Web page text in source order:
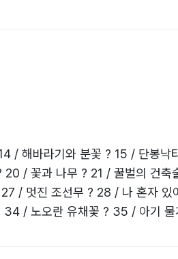
/ 해바라기와 분꽃 ? 15 / 단봉
/ 꽃과 나무 ? 21 / 꿀벌의 건
/ 멋진 조선무 ? 28 / 나 혼자
/ 노오란 유채꽃 ? 35 / 아기
버지는 어부 ? 41 / 엄마 품에
/ 노오란 민들레 꽃씨 ? 48 /